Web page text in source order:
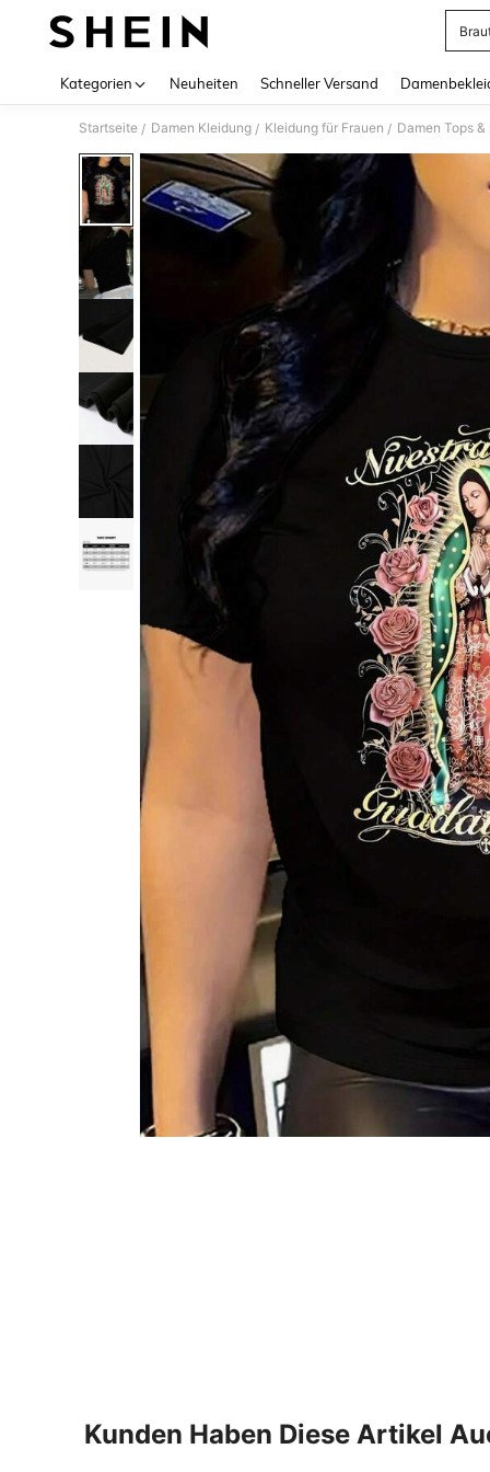
Kategorien Neuheiten Schneller Versand
Startseite / Damen Kleidung / Kleidung für Frauen / Damen Tops
Kunden Haben Diese Artikel